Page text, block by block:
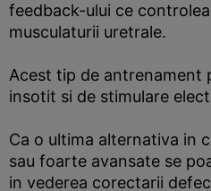
feedback-ului ce
musculaturii uretrale.
Acest tip de antrenament
insotit si de stimulare
Ca o ultima alternativa in
sau foarte avansate se
in vederea corectarii